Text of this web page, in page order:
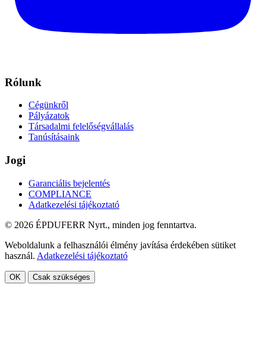
Rólunk
Cégünkről
Pályázatok
Társadalmi felelőségvállalás
Tanúsításaink
Jogi
Garanciális bejelentés
COMPLIANCE
Adatkezelési tájékoztató
© 2026 ÉPDUFERR Nyrt., minden jog fenntartva.
Weboldalunk a felhasználói élmény javítása érdekében sütiket
használ. Adatkezelési tájékoztató
OK Csak szükséges